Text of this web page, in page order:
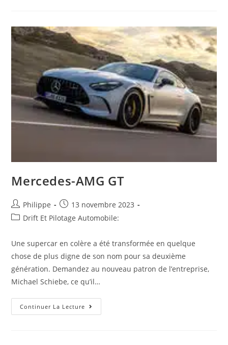
Le
Stéphanois
Théophile
Naël
Champion
D’Espagne
De
F4
Mercedes-AMG GT
Auteur/autrice
de
Philippe
Post
published:
13 novembre 2023
PostDrift Et Pilotage Automobile:
Une supercar en colère a été transformée en quelque
chose de plus digne de son nom pour sa deuxième
génération. Demandez au nouveau patron de l’entreprise,
Michael Schiebe, ce qu’il…
Continuer La Lecture Mercedes-
AMG